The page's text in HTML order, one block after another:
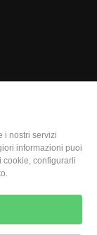
i nostri servizi
informazioni puoi
cookie, configurarli